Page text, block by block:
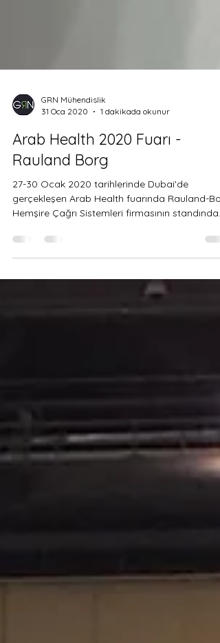
31 Oca 2020
1 dakikada okunur
Arab Health 2020 Fuarı -
Rauland Borg
27-30 Ocak 2020 tarihlerinde Dubai'de
Hemşire Çağrı Sistemleri firmasının standında...